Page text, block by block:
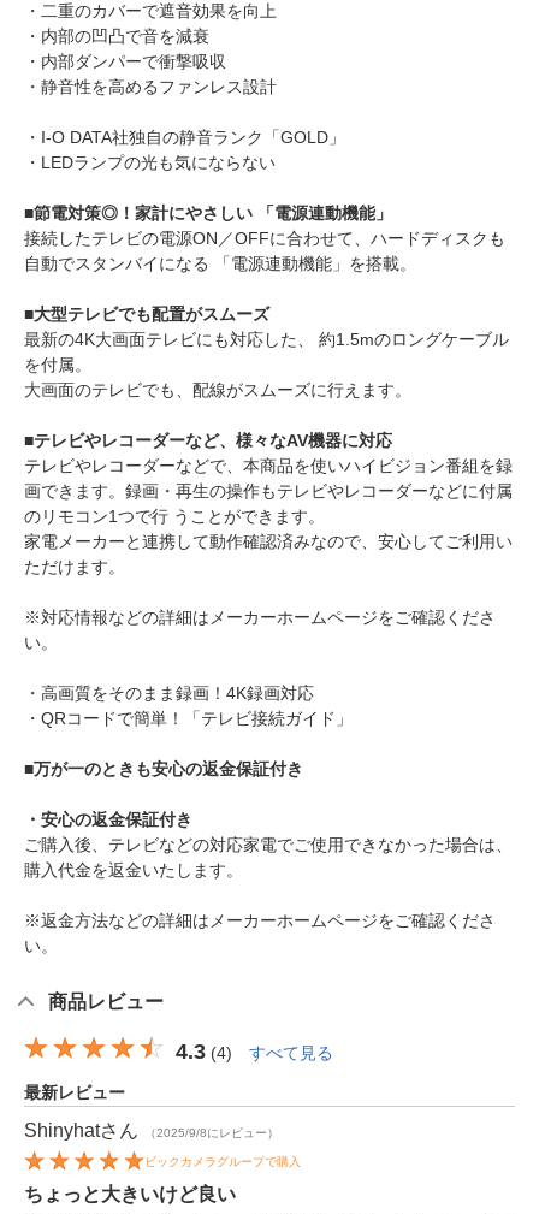
・二重のカバーで遮音効果を向上
・内部の凹凸で音を減衰
・内部ダンパーで衝撃吸収
・静音性を高めるファンレス設計
・I-O DATA社独自の静音ランク「GOLD」
・LEDランプの光も気にならない
■節電対策◎！家計にやさしい 「電源連動機能」
接続したテレビの電源ON／OFFに合わせて、ハードディスクも
自動でスタンバイになる 「電源連動機能」を搭載。
■大型テレビでも配置がスムーズ
最新の4K大画面テレビにも対応した、 約1.5mのロングケーブル
を付属。
大画面のテレビでも、配線がスムーズに行えます。
■テレビやレコーダーなど、様々なAV機器に対応
テレビやレコーダーなどで、本商品を使いハイビジョン番組を録
画できます。録画・再生の操作もテレビやレコーダーなどに付属
のリモコン1つで行 うことができます。
家電メーカーと連携して動作確認済みなので、安心してご利用い
ただけます。
※対応情報などの詳細はメーカーホームページをご確認くださ
い。
・高画質をそのまま録画！4K録画対応
・QRコードで簡単！「テレビ接続ガイド」
■万が一のときも安心の返金保証付き
・安心の返金保証付き
ご購入後、テレビなどの対応家電でご使用できなかった場合は、
購入代金を返金いたします。
※返金方法などの詳細はメーカーホームページをご確認くださ
い。
商品レビュー
4.3 (4) すべて見る
最新レビュー
Shinyhatさん （2025/9/8にレビュー）
ビックカメラグループで購入
ちょっと大きいけど良い